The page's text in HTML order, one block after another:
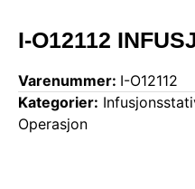
I-O12112
Varenummer: I-O12112
Kategorier:
Operasjon